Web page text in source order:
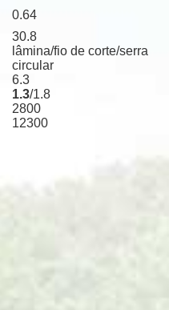
0.64
30.8
lâmina/fio de corte/serra
circular
6.3
1.3/1.8
2800
12300